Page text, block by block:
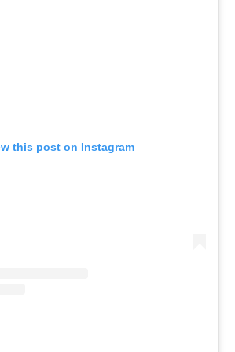
this post on Instagram